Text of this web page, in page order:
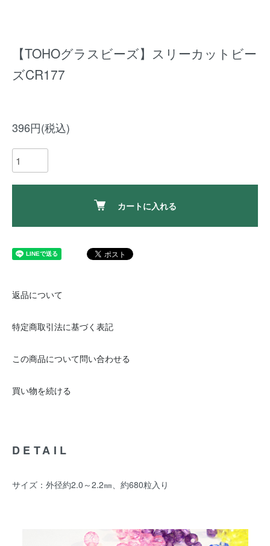
【TOHOグラスビーズ】スリーカットビー
ズCR177
396円(税込)
カートに入れる
返品について
特定商取引法に基づく表記
この商品について問い合わせる
買い物を続ける
DETAIL
サイズ：外径約2.0～2.2㎜、約680粒入り